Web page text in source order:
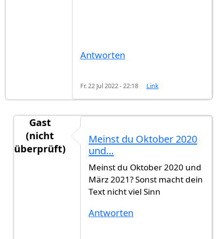
Antworten
Fr. 22 Jul 2022 - 22:18 Link
Gast
(nicht
überprüft)
Für diejenigen, deren Anträge in
Meinst du Oktober 2020
und…
Meinst du Oktober 2020 und
März 2021? Sonst macht dein
Text nicht viel Sinn
Antworten